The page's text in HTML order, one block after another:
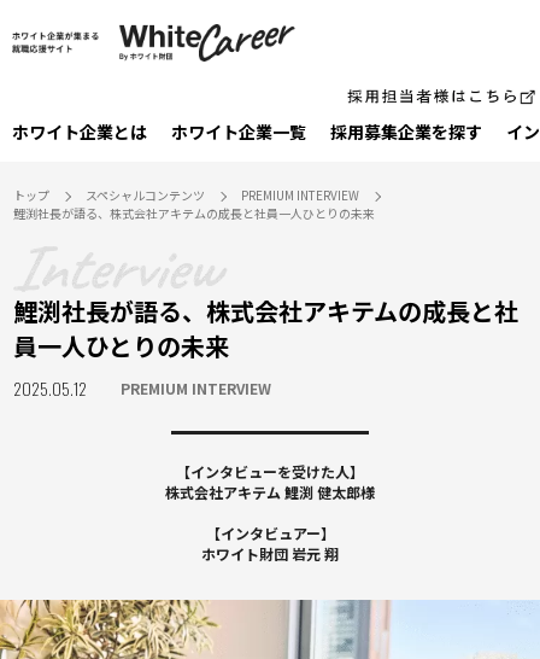
ホワイト企業とは ホワイト企業一覧 採⽤募集企業を探す イ
トップ スペシャルコンテンツ
PREMIUM INTERVIEW
鯉渕社長が語る、株式会社アキテムの成長と社員一人ひとりの未来
鯉渕社長が語る、株式会社アキテムの成長と社
員一人ひとりの未来
2025.05.12 PREMIUM INTERVIEW
【インタビューを受けた人】
株式会社アキテム 鯉渕 健太郎様
【インタビュアー】
ホワイト財団 岩元 翔